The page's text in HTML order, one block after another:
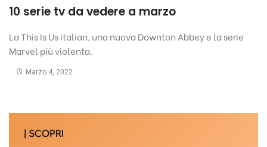
10 serie tv da vedere a marzo
La This Is Us italian, una nuova Downton Abbey e la serie
Marvel più violenta.
Marzo 4, 2022